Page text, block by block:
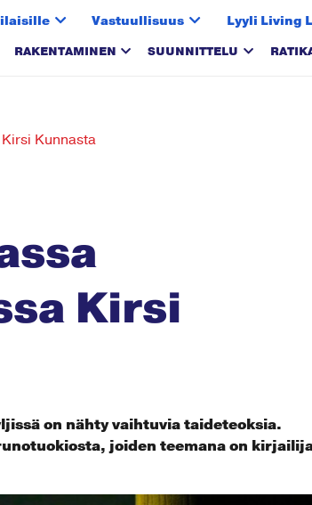
Vastuullisuus Lyyli Living
RAKENTAMINEN SUUNNITTELU
Kunnasta
Kirsi
on nähty vaihtuvia taideteoksia.
joiden teemana on